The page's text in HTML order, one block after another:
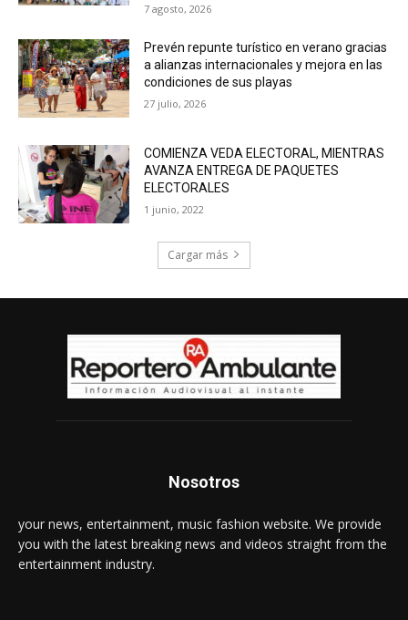
7 agosto, 2026
Prevén repunte turístico en verano gracias
a alianzas internacionales y mejora en las
condiciones de sus playas
27 julio, 2026
COMIENZA VEDA ELECTORAL, MIENTRAS
AVANZA ENTREGA DE PAQUETES
ELECTORALES
1 junio, 2022
Cargar más
Nosotros
your news, entertainment, music fashion website. We provide
you with the latest breaking news and videos straight from the
entertainment industry.